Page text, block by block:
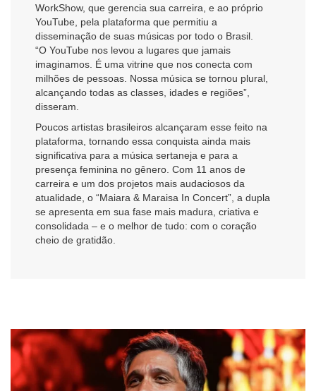
WorkShow, que gerencia sua carreira, e ao próprio
YouTube, pela plataforma que permitiu a
disseminação de suas músicas por todo o Brasil.
“O YouTube nos levou a lugares que jamais
imaginamos. É uma vitrine que nos conecta com
milhões de pessoas. Nossa música se tornou plural,
alcançando todas as classes, idades e regiões”,
disseram.
Poucos artistas brasileiros alcançaram esse feito na
plataforma, tornando essa conquista ainda mais
significativa para a música sertaneja e para a
presença feminina no gênero. Com 11 anos de
carreira e um dos projetos mais audaciosos da
atualidade, o “Maiara & Maraisa In Concert”, a dupla
se apresenta em sua fase mais madura, criativa e
consolidada – e o melhor de tudo: com o coração
cheio de gratidão.